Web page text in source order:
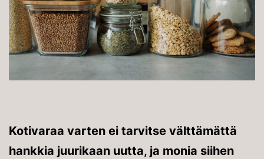
Kotivaraa varten ei tarvitse välttämättä
hankkia juurikaan uutta, ja monia siihen